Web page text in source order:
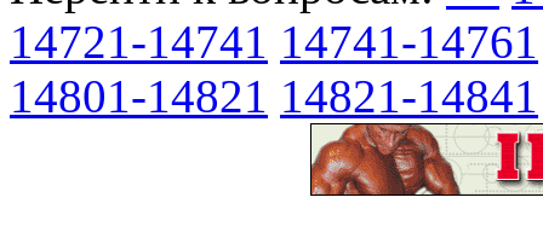
14721-14741 14741-14761
14801-14821 14821-14841